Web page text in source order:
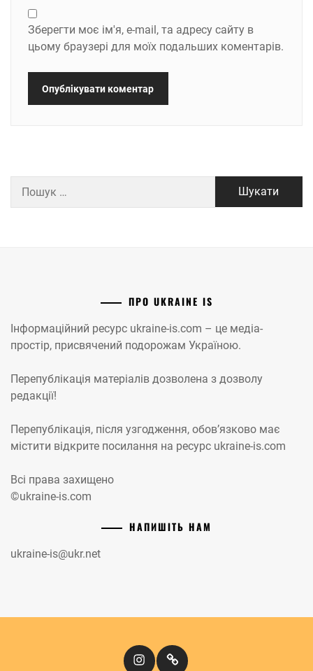
Зберегти моє ім'я, e-mail, та адресу сайту в
цьому браузері для моїх подальших коментарів.
ПРО UKRAINE IS
Інформаційний ресурс ukraine-is.com – це медіа-
простір, присвячений подорожам Україною.
Перепублікація матеріалів дозволена з дозволу
редакції!
Перепублікація, після узгодження, обов’язково має
містити відкрите посилання на ресурс ukraine-is.com
Всі права захищено
©ukraine-is.com
НАПИШІТЬ НАМ
ukraine-is@ukr.net
InstagramКіномандри